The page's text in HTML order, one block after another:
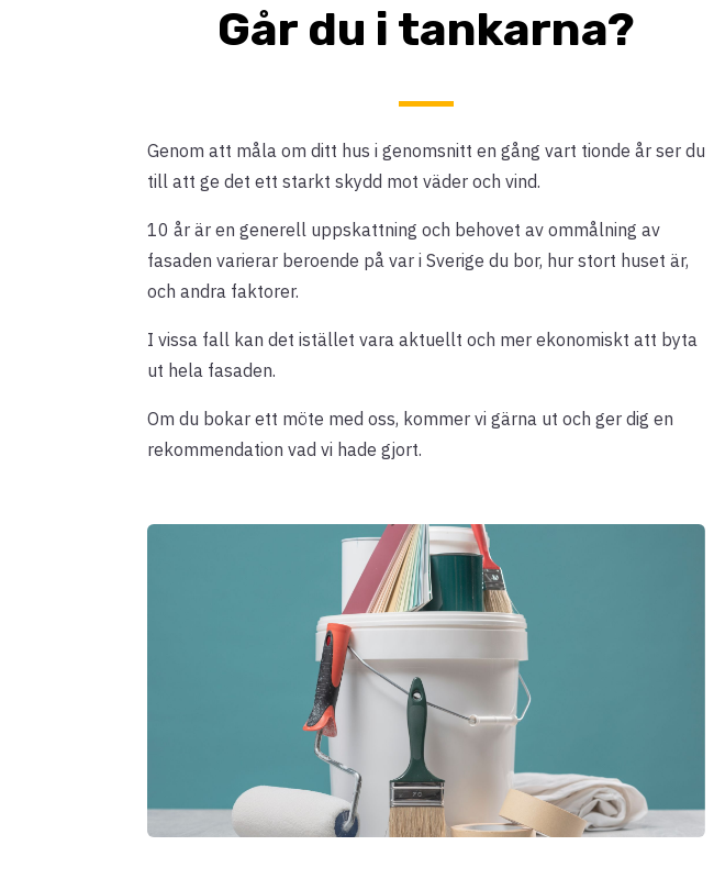
Går du i tankarna?
Genom att måla om ditt hus i genomsnitt en gång vart tionde år ser du
till att ge det ett starkt skydd mot väder och vind.
10 år är en generell uppskattning och behovet av ommålning av
fasaden varierar beroende på var i Sverige du bor, hur stort huset är,
och andra faktorer.
I vissa fall kan det istället vara aktuellt och mer ekonomiskt att byta
ut hela fasaden.
Om du bokar ett möte med oss, kommer vi gärna ut och ger dig en
rekommendation vad vi hade gjort.